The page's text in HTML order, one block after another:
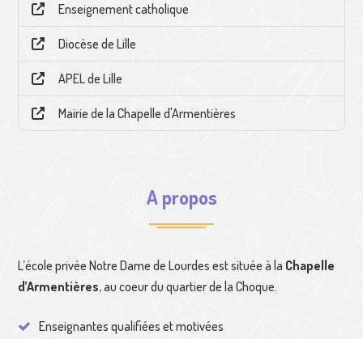
Enseignement catholique
Diocèse de Lille
APEL de Lille
Mairie de la Chapelle d'Armentières
A propos
L’école privée Notre Dame de Lourdes est située à la Chapelle
d’Armentières, au coeur du quartier de la Choque.
Enseignantes qualifiées et motivées